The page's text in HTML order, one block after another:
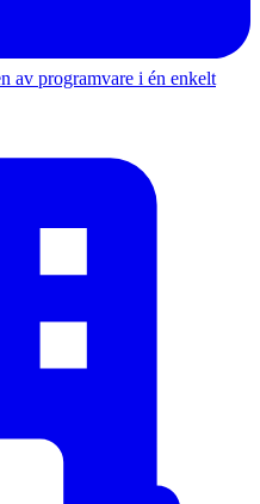
av programvare i én enkelt